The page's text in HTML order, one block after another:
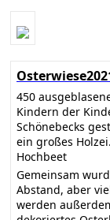
450
Kindern der
Schönebecks
ein großes
Hochbeet
Gemeinsam
Abstand, aber
werden